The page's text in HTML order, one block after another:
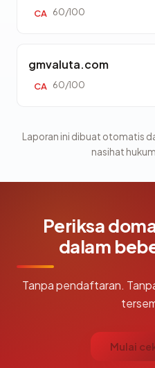
CA 60/100
gmvaluta.com
CA 60/100
Laporan ini dibuat otomatis
nasihat
Periksa
dalam
Tanpa pendaftaran.
Mulai